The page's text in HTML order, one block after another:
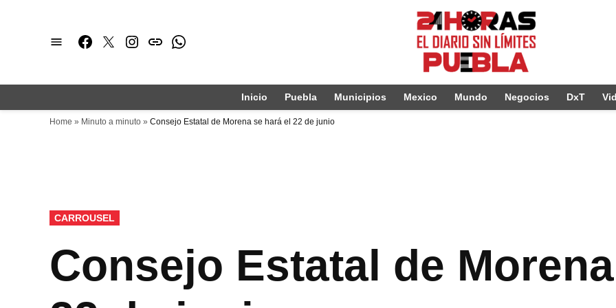
Facebook
TwitterInstagram
issuuWhatsapp
Inicio Puebla Municipios Mexico Mundo Negocios DxT
Home » Minuto a minuto » Consejo Estatal de Morena se hará el 22 de junio
PUBLICADO
EN
CARROUSEL
Consejo Estatal de